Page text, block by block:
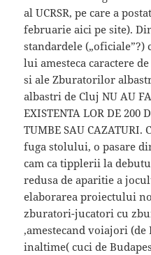
al UCRSR, pe care a
februarie aici pe site).
standardele
lui amesteca caractere
si ale Zburatorilor
albastri de Cluj NU AU
EXISTENTA LOR DE 200
TUMBE SAU
fuga stolului, o pasare
cam ca tipplerii la
redusa de aparitie a
elaborarea proiectului
zburatori-jucatori cu
,amestecand voiajori
inaltime( cuci de